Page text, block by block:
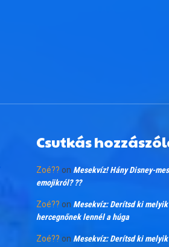
Csutkás
Zoé?? on Mesekvíz! Hány Disney-
emojikról? ??
Zoé?? on Mesekvíz: Derítsd ki melyik
hercegnőnek lennél a húga
Zoé?? on Mesekvíz: Derítsd ki melyik